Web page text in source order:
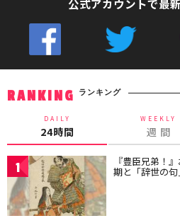
公式アカウントで最
RANKING ランキング
DAILY
24時間
WEEKLY
週 間
1 『豊臣兄弟！
期と「辞世の